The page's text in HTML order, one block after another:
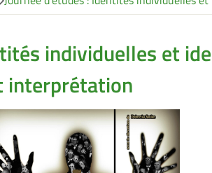
individuelles et
interprétation